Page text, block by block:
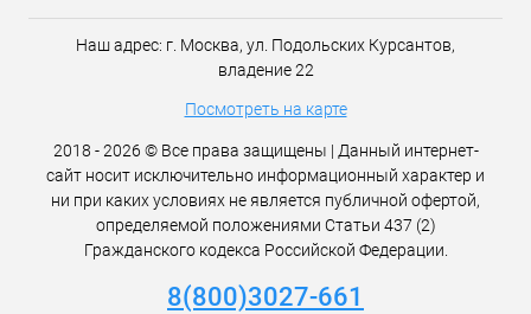
Наш адрес: г. Москва, ул. Подольских Курсантов,
владение 22
Посмотреть на карте
2018 - 2026 © Все права защищены | Данный интернет-
сайт носит исключительно информационный характер и
ни при каких условиях не является публичной офертой,
определяемой положениями Статьи 437 (2)
Гражданского кодекса Российской Федерации.
8(800)3027-661